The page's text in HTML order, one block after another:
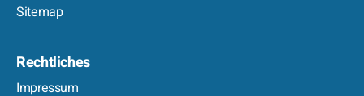
Sitemap
Rechtliches
Impressum